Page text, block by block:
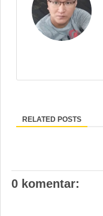
RELATED POSTS
0 komentar: